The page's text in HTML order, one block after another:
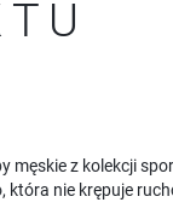
męskie z kolekcji
która nie krępuje